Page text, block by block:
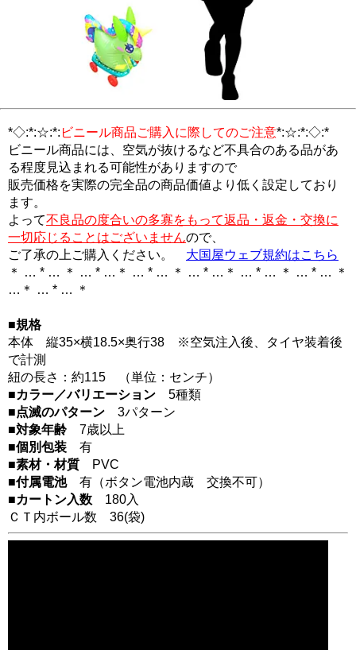
*◇:*:☆:*: ビニール商品ご購入に際してのご注意*:☆:*:◇:*
ビニール商品には、空気が抜けるなど不具合のある品があ
る程度見込まれる可能性がありますので
販売価格を実際の完全品の商品価値より低く設定しており
ます。
よって不良品の度合いの多寡をもって返品・返金・交換に
一切応じることはございませんので、
ご了承の上ご購入ください。 大国屋ウェブ規約はこちら
＊ … * … ＊ … * …＊ … * … ＊ … * …＊ … * … ＊ … * … ＊
…＊ … * … ＊
■規格
本体 縦35×横18.5×奥行38 ※空気注入後、タイヤ装着後
で計測
紐の長さ：約115 （単位：センチ）
■カラー／バリエーション 5種類
■点滅のパターン 3パターン
■対象年齢 7歳以上
■個別包装 有
■素材・材質 PVC
■付属電池有（ボタン電池内蔵 交換不可）
■カートン入数 180入
ＣＴ内ボール数 36(袋)